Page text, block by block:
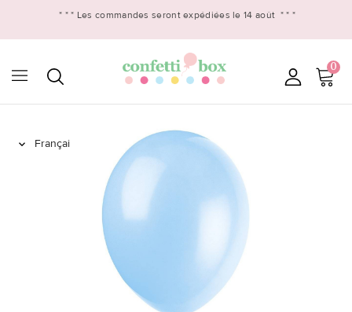
* * * Les commandes seront expédiées le 14 août * * *
0
